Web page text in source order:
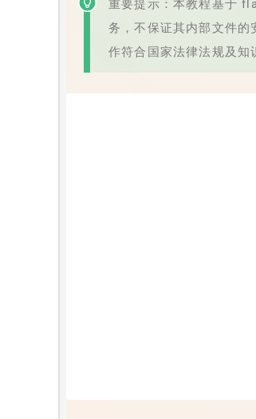
重要提示：本教程基于
务，不保证其内部文件的
作符合国家法律法规及知